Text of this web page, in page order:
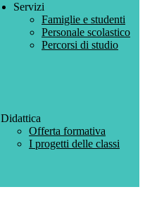
Servizi
Famiglie e studenti
Personale scolastico
Percorsi di studio
Didattica
Offerta formativa
I progetti delle classi